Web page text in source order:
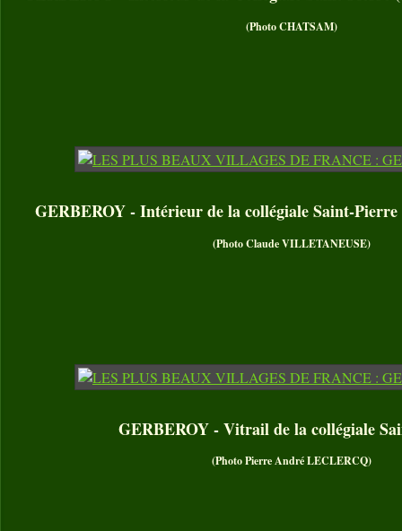
(Photo CHATSAM)
GERBEROY - Intérieur de la collégiale Saint-
(Photo Claude VILLETANEUSE)
GERBEROY - Vitrail de la collégiale
(Photo Pierre André LECLERCQ)